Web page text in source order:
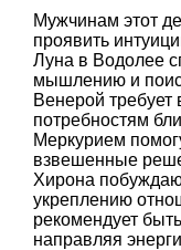
Мужчинам этот
проявить
Луна в Водолее
мышлению и
Венерой требует
потребностям
Меркурием
взвешенные
Хирона
укреплению
рекомендует
направляя